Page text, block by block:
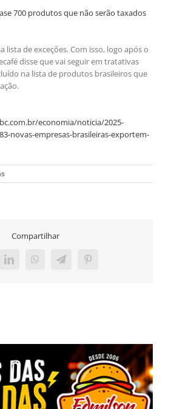
700 produtos que não serão taxados
lista de exceções. Com isso, logo após o
disse que vai seguir em tratativas
na lista de produtos brasileiros que
economia/noticia/2025-
novas-empresas-brasileiras-exportem-
Compartilhar
LinkedInWhatsAppTelegramPinterest